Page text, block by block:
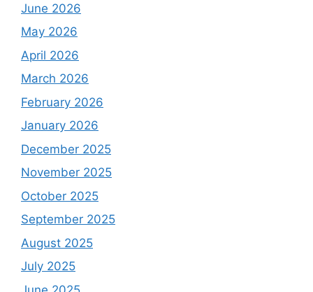
June 2026
May 2026
April 2026
March 2026
February 2026
January 2026
December 2025
November 2025
October 2025
September 2025
August 2025
July 2025